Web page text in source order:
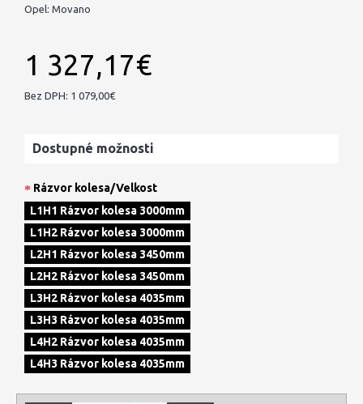
Opel: Movano
1 327,17€
Bez DPH: 1 079,00€
Dostupné možnosti
Rázvor kolesa/Velkost
L1H1 Rázvor kolesa 3000mm
L1H2 Rázvor kolesa 3000mm
L2H1 Rázvor kolesa 3450mm
L2H2 Rázvor kolesa 3450mm
L3H2 Rázvor kolesa 4035mm
L3H3 Rázvor kolesa 4035mm
L4H2 Rázvor kolesa 4035mm
L4H3 Rázvor kolesa 4035mm